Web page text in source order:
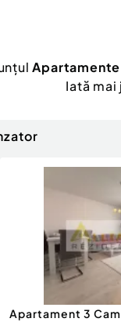
Apartamente
Iată
Apartament 3